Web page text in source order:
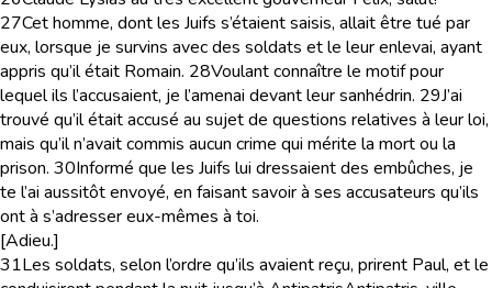
27Cet homme, dont les Juifs s’étaient saisis, allait être tué par
eux, lorsque je survins avec des soldats et le leur enlevai, ayant
appris qu’il était Romain. 28Voulant connaître le motif pour
lequel ils l’accusaient, je l’amenai devant leur sanhédrin. 29J’ai
trouvé qu’il était accusé au sujet de questions relatives à leur loi,
mais qu’il n’avait commis aucun crime qui mérite la mort ou la
prison. 30Informé que les Juifs lui dressaient des embûches, je
te l’ai aussitôt envoyé, en faisant savoir à ses accusateurs qu’ils
ont à s’adresser eux-mêmes à toi.
[Adieu.]
31Les soldats, selon l’ordre qu’ils avaient reçu, prirent Paul, et le